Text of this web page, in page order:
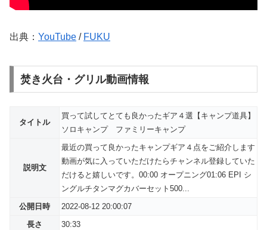
出典： YouTube / FUKU
焚き火台・グリル動画情報
タイトル
買って試してとても良かったギア４選【キャンプ道具】
ソロキャンプ ファミリーキャンプ
説明文
最近の買って良かったキャンプギア４点をご紹介します
動画が気に入っていただけたらチャンネル登録していた
だけると嬉しいです。00:00 オープニング01:06 EPI シ
ングルチタンマグカバーセット500...
公開日時
2022-08-12 20:00:07
長さ
30:33